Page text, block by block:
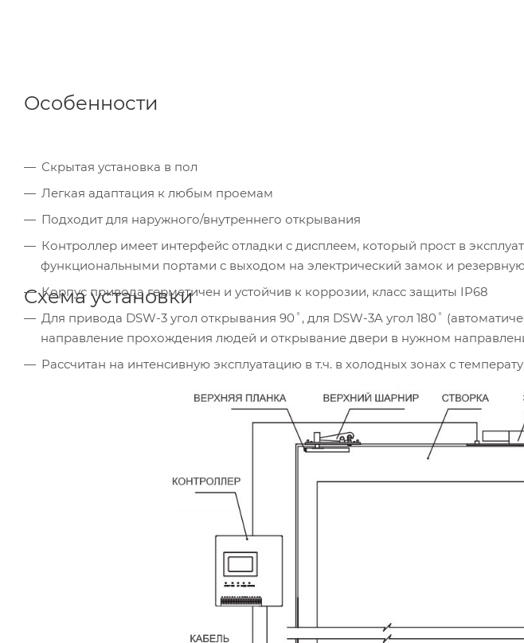
Особенности
Скрытая установка в пол
Легкая адаптация к любым проемам
Подходит для наружного/внутреннего открывания
Контроллер имеет интерфейс отладки c дисплеем, который прост в
функциональными портами с выходом на электрический замок и
Корпус привода герметичен и устойчив к коррозии, класс защиты IP68
Для привода DSW-3 угол открывания 90˚, для DSW-3A угол 180˚
направление прохождения людей и открывание двери в нужном
Рассчитан на интенсивную эксплуатацию в т.ч. в холодных зонах с
Схема установки